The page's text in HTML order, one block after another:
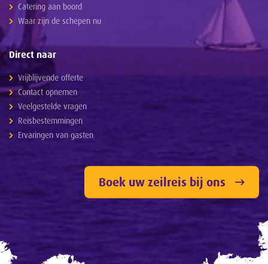
Catering aan boord
Waar zijn de schepen nu
Direct naar
Vrijblijvende offerte
Contact opnemen
Veelgestelde vragen
Reisbestemmingen
Ervaringen van gasten
Boek uw zeilreis bij ons